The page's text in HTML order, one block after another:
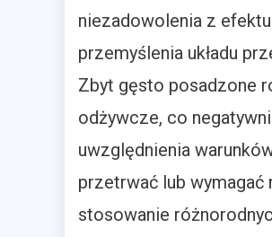
niezadowolenia z
przemyślenia układu
Zbyt gęsto posadzone
odżywcze, co
uwzględnienia
przetrwać lub wymagać
stosowanie